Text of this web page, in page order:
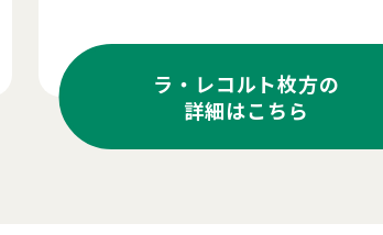
ラ・レコルト枚方の
詳細はこちら